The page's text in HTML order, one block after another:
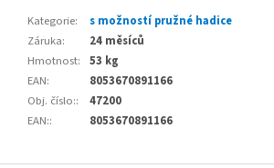
Kategorie:
s možností pružné hadice
Záruka:
24 měsíců
Hmotnost:
53 kg
EAN:
8053670891166
Obj. číslo::
47200
EAN:: 8053670891166